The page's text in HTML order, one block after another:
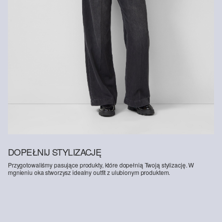
More Responsible Viscose: Ten produkt zawiera wiskozę
pozyskiwaną w bardziej odpowiedzialny sposób. Do jej produkcji
wykorzystuje się wyłącznie drewno pochodzące z certyfikowanej
gospodarki leśnej. Podczas procesu produkcyjnego zarówno
zużycie wody, jak i emisja gazów cieplarnianych są znacznie niższe
w porównaniu z produkcją innych, niecertyfikowanych włókien
DOPEŁNIJ STYLIZACJĘ
Przygotowaliśmy pasujące produkty, które dopełnią Twoją stylizację. W
mgnieniu oka stworzysz idealny outfit z ulubionym produktem.